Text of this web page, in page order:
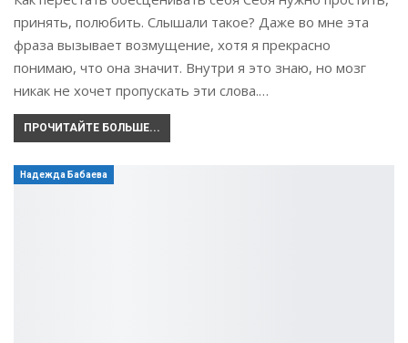
принять, полюбить. Слышали такое? Даже во мне эта
фраза вызывает возмущение, хотя я прекрасно
понимаю, что она значит. Внутри я это знаю, но мозг
никак не хочет пропускать эти слова.…
ПРОЧИТАЙТЕ БОЛЬШЕ...
Надежда Бабаева